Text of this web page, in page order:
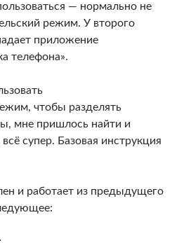
— нормально не
режим. У второго
приложение
телефона».
чтобы разделять
мне пришлось найти и
супер. Базовая инструкция
и работает из предыдущего